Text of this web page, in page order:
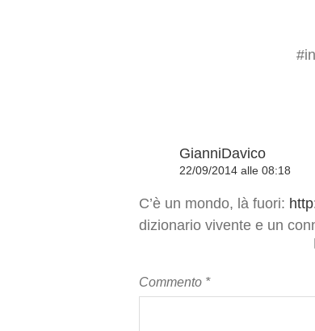
#
GianniDavico
22/09/2014 alle 08:18
C’è un mondo, là fuori:
dizionario vivente e un
Commento *